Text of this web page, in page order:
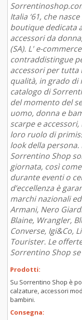
Italia ‘61, che
boutique dedicata
accessori da
(SA). L' e-
contraddistingue
accessori per tutta
qualità, in grado di
catalogo di
del momento del
uomo, donna e
scarpe e
loro ruolo di
look della
Sorrentino Shop
giornata, così
durante eventi o
d’eccellenza è
marchi nazionali
Armani, Nero
Blaine, Wrangler,
Converse, Igi&Co,
Tourister. Le
Sorrentino Shop
Prodotti:
Su Sorrentino Shop è
calzature, accessori
bambini.
Consegna: